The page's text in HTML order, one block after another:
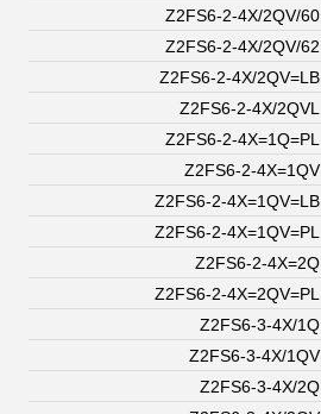
Z2FS6-2-4X/2QV/60
Z2FS6-2-4X/2QV/62
Z2FS6-2-4X/2QV=LB
Z2FS6-2-4X/2QVL
Z2FS6-2-4X=1Q=PL
Z2FS6-2-4X=1QV
Z2FS6-2-4X=1QV=LB
Z2FS6-2-4X=1QV=PL
Z2FS6-2-4X=2Q
Z2FS6-2-4X=2QV=PL
Z2FS6-3-4X/1Q
Z2FS6-3-4X/1QV
Z2FS6-3-4X/2Q